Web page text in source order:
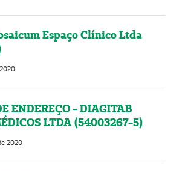
Espaço Clínico Ltda
ENDEREÇO - DIAGITAB
LTDA (54003267-5)
2020